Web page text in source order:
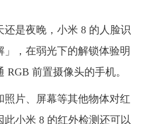
是夜晚，小米 8 的人脸识
，在弱光下的解锁体验明
RGB 前置摄像头的手机。
照片、屏幕等其他物体对红
小米 8 的红外检测还可以